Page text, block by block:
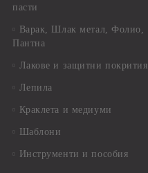
пасти
Варак, Шлак метал, Фолио,
Пантна
Лакове и защитни покрития
Лепила
Краклета и медиуми
Шаблони
Инструменти и пособия